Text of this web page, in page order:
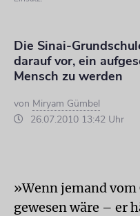
Die Sinai-
darauf vor, ein
Mensch zu werden
von Miryam Gümbel
26.07.2010 13:42 Uhr
»Wenn jemand
gewesen wäre – er